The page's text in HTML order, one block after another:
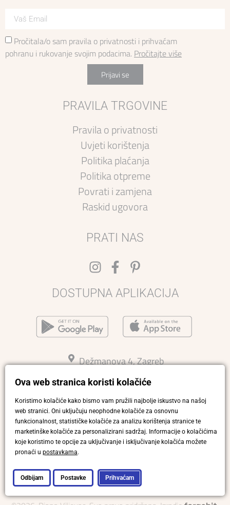
190,00€ 530,00
499,00€ 450,00 225,00
439,00€
Ova web stranica koristi kolačiće
Koristimo kolačiće kako bismo vam pružili najbolje iskustvo na našoj
web stranici. Oni uključuju neophodne kolačiće za osnovnu
funkcionalnost, statističke kolačiće za analizu korištenja stranice te
marketinške kolačiće za personalizirani sadržaj. Informacije o kolačićima
koje koristimo te opcije za uključivanje i isključivanje kolačića možete
pronaći u postavkama.
Prihvaćam
Odbijam Postavke